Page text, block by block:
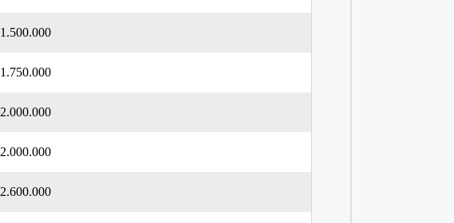
1.500.000
1.750.000
2.000.000
2.000.000
2.600.000